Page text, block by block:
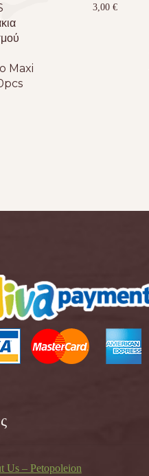
Maxi
3,00€
Us – Petopoleion